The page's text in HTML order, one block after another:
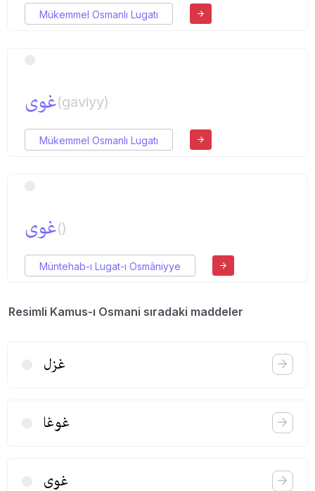
Mükemmel Osmanlı Lugatı
غوی(gaviyy)
Mükemmel Osmanlı Lugatı
غوی()
Müntehab-ı Lugat-ı Osmâniyye
Resimli Kamus-ı Osmani sıradaki maddeler
غزل
غوغا
غوی